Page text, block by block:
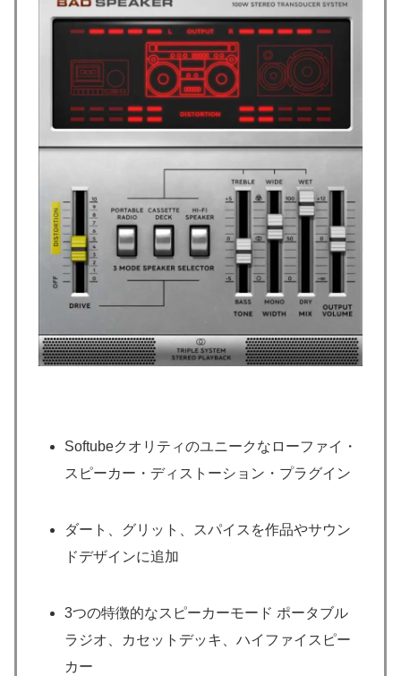
Softubeクオリティのユニークなローファイ・
スピーカー・ディストーション・プラグイン
ダート、グリット、スパイスを作品やサウン
ドデザインに追加
3つの特徴的なスピーカーモード ポータブル
ラジオ、カセットデッキ、ハイファイスピー
カー